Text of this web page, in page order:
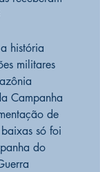
história
militares
Campanha
de
só foi
do